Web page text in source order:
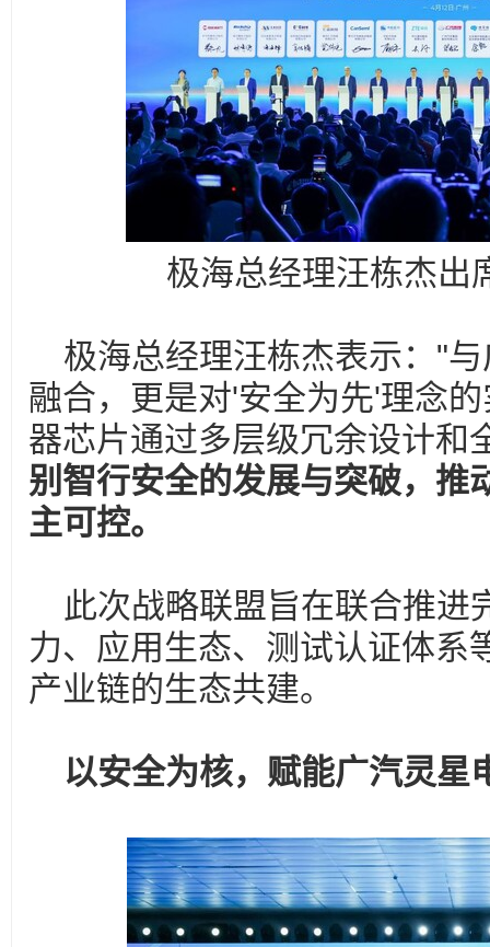
极海总经理汪栋杰出
极海总经理汪栋杰表示："
融合，更是对'安全为先'理念
器芯片通过多层级冗余设计和
别智行安全的发展与突破，推
主可控。
此次战略联盟旨在联合推进
力、应用生态、测试认证体系
产业链的生态共建。
以安全为核，赋能广汽灵星